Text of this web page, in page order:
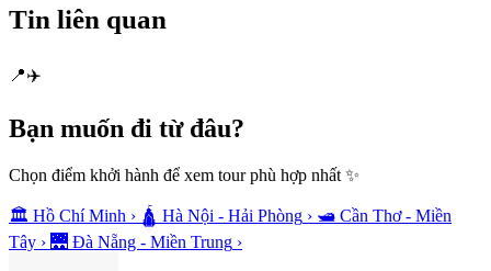
Tin liên quan
📍✈️
Bạn muốn đi từ đâu?
Chọn điểm khởi hành để xem tour phù hợp nhất ✨
🏛️ Hồ Chí Minh › 🛕 Hà Nội - Hải Phòng › 🛥️ Cần Thơ - Miền
Tây › 🌉 Đà Nẵng - Miền Trung ›